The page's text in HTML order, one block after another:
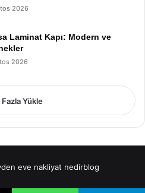
2026
Laminat Kapı: Modern ve
2026
Fazla Yükle
eve nakliyat nedirblog